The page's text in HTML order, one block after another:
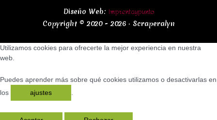
Diseño Web: Imprentaypunto
Copyright © 2020 - 2026 · Scraperalyn
Utilizamos cookies para ofrecerte la mejor experiencia en nuestra
web.
Puedes aprender más sobre qué cookies utilizamos o desactivarlas en
los
ajustes